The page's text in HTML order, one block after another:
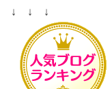
↓ ↓ ↓